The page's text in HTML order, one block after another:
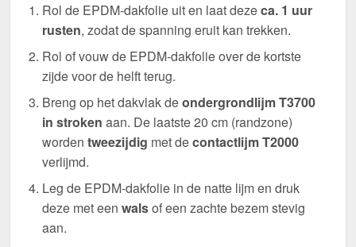
Rol de EPDM-dakfolie uit en laat dezeca. 1 uur
rusten, zodat de spanning eruit kan trekken.
Rol of vouw de EPDM-dakfolie over de kortste
zijde voor de helft terug.
Breng op het dakvlak deondergrondlijm T3700
in stroken aan. De laatste 20 cm (randzone)
worden tweezijdig met decontactlijm T2000
verlijmd.
Leg de EPDM-dakfolie in de natte lijm en druk
deze met een walsof een zachte bezem stevig
aan.